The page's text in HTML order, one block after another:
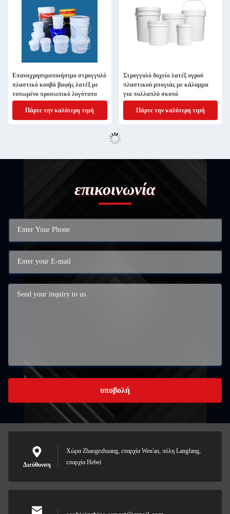
Επαναχρησιμοποιήσιμο στρογγυλό
πλαστικό κουβά βαφής λατέξ με
τυπωμένο προσωπικό λογότυπο
Πάρτε την καλύτερη τιμή
Στρογγυλό δοχείο λατέξ υγρού
πλαστικού μπογιάς με κάλυμμα
για πολλαπλό σκοπό
Πάρτε την καλύτερη τιμή
επικοινωνία
υποβολή
Διεύθυνση
Χώρα Zhaogezhuang, επαρχία Wen'an, πόλη Langfang,
επαρχία Hebei